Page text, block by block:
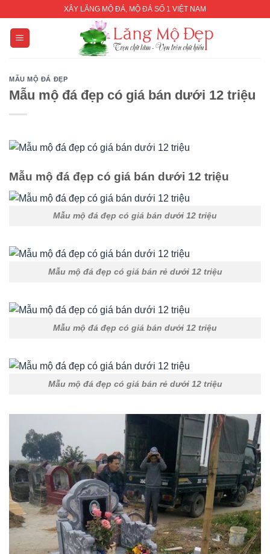
content
XÂY LĂNG MỘ ĐÁ, MỘ ĐÁ SỐ 1 VIỆT NAM
MẪU MỘ ĐÁ ĐẸP
Mẫu mộ đá đẹp có giá bán dưới 12 triệu
Mẫu mộ đá đẹp có giá bán dưới 12 triệu
Mẫu mộ đá đẹp có giá bán dưới 12 triệu
Mẫu mộ đá đẹp có giá bán rẻ dưới 12 triệu
Mẫu mộ đá đẹp có giá bán dưới 12 triệu
Mẫu mộ đá đẹp có giá bán rẻ dưới 12 triệu